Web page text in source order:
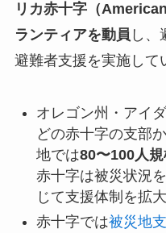
リカ赤十字（
ランティアを動員 し、
避難者支援を実施して
オレゴン州・アイ
どの赤十字の支部
地では80〜100人
赤十字は被災状況
じて支援体制を拡
赤十字では被災地